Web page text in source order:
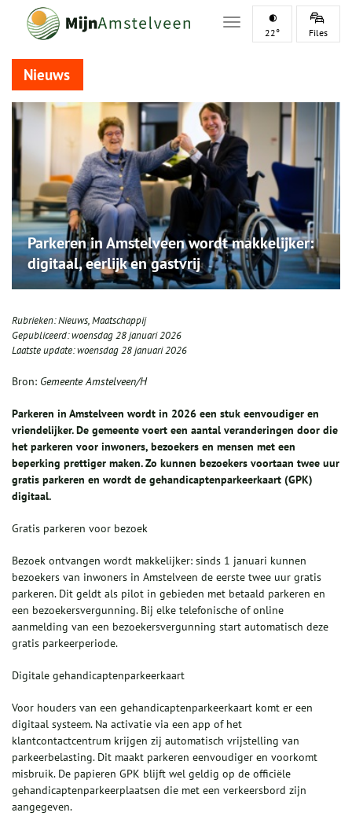
Toggle navigation
22° Files
Nieuws
Parkeren in Amstelveen wordt makkelijker:
digitaal, eerlijk en gastvrij
Rubrieken:Nieuws,Maatschappij
Gepubliceerd:woensdag 28 januari 2026
Laatste update:woensdag 28 januari 2026
Bron: Gemeente Amstelveen/H
Parkeren in Amstelveen wordt in 2026 een stuk eenvoudiger en
vriendelijker. De gemeente voert een aantal veranderingen door die
het parkeren voor inwoners, bezoekers en mensen met een
beperking prettiger maken. Zo kunnen bezoekers voortaan twee uur
gratis parkeren en wordt de gehandicaptenparkeerkaart (GPK)
digitaal.
Gratis parkeren voor bezoek
Bezoek ontvangen wordt makkelijker: sinds 1 januari kunnen
bezoekers van inwoners in Amstelveen de eerste twee uur gratis
parkeren. Dit geldt als pilot in gebieden met betaald parkeren en
een bezoekersvergunning. Bij elke telefonische of online
aanmelding van een bezoekersvergunning start automatisch deze
gratis parkeerperiode.
Digitale gehandicaptenparkeerkaart
Voor houders van een gehandicaptenparkeerkaart komt er een
digitaal systeem. Na activatie via een app of het
klantcontactcentrum krijgen zij automatisch vrijstelling van
parkeerbelasting. Dit maakt parkeren eenvoudiger en voorkomt
misbruik. De papieren GPK blijft wel geldig op de officiële
gehandicaptenparkeerplaatsen die met een verkeersbord zijn
aangegeven.